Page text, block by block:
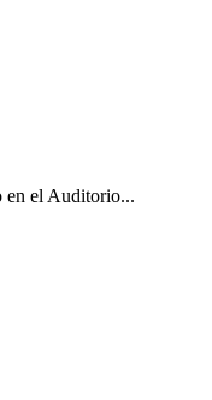
en el Auditorio...